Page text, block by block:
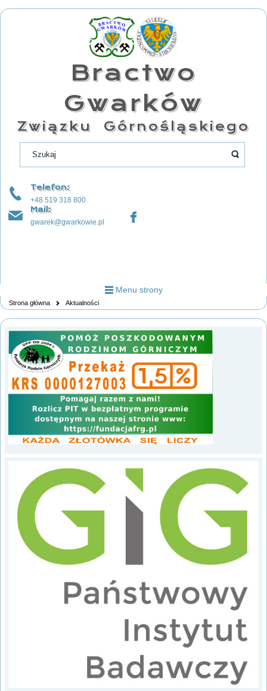
Bractwo
Gwarków
Związku Górnośląskiego
Telefon:
+48 519 318 800
Mail:
gwarek@gwarkowie.pl
Menu strony
Strona główna Aktualności